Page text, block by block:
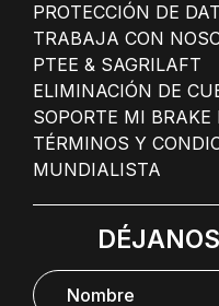
PROTECCIÓN DE
TRABAJA CON
PTEE & SAGRILAFT
ELIMINACIÓN DE
SOPORTE MI BRAKE
TÉRMINOS Y
MUNDIALISTA